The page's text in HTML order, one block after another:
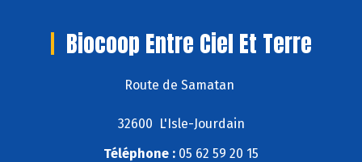
Biocoop Entre Ciel Et Terre
Route de Samatan
32600 L'Isle-Jourdain
Téléphone : 05 62 59 20 15